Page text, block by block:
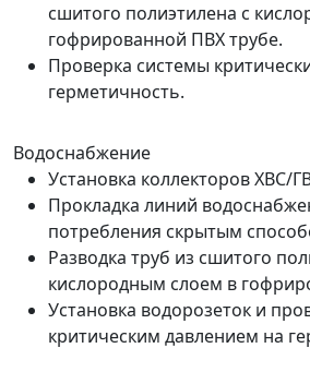
сшитого полиэтилена с
гофрированной ПВХ трубе.
Проверка системы
герметичность.
Водоснабжение
Установка коллекторов ХВС/
Прокладка линий
потребления скрытым
Разводка труб из сшитого
кислородным слоем в
Установка водорозеток и
критическим давлением на